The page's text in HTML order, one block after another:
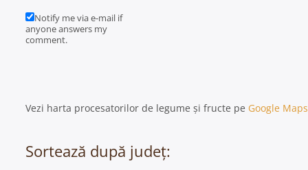
Notify me via e-mail if
anyone answers my
comment.
Vezi harta procesatorilor de legume și fructe pe Google Maps
Sortează după județ: